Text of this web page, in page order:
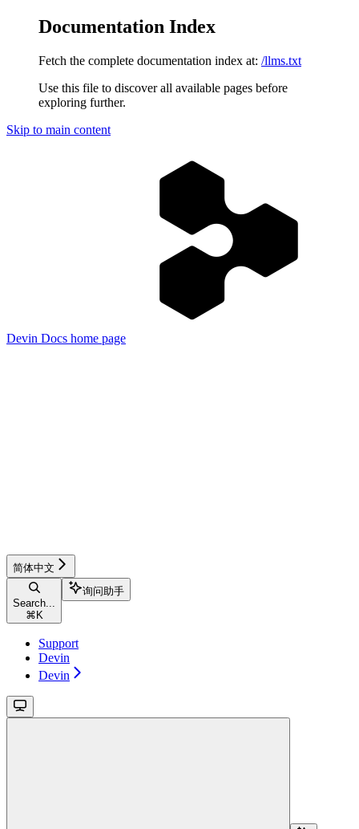
Documentation Index
Fetch the complete documentation index at: /llms.txt
Use this file to discover all available pages before
exploring further.
Skip to main content
Devin Docs home page
简体中文
Search...
⌘ K
询问助手
Support
Devin
Devin